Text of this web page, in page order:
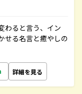
わると言う、イン
せる名言と癒やしの
詳細を見る